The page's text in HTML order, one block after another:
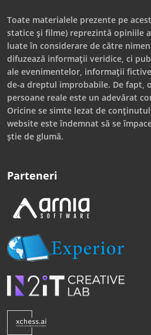
Toate materialele prezente pe
statice și filme) reprezintă opiniile
luate în considerare de către
difuzează informații veridice, ci
ale evenimentelor, informații
de-a dreptul improbabile. De fapt,
persoane reale este un adevărat
Oricine se simte lezat de
website este îndemnat să se
știe de glumă.
Parteneri